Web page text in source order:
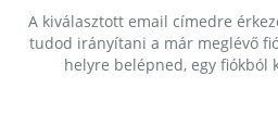
A kiválasztott email címedre
tudod irányítani a már meglévő
helyre belépned, egy fiókból